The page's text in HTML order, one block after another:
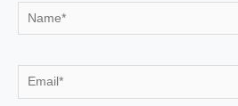
Name*
Email*